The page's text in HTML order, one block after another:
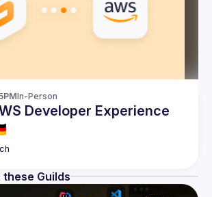
In-Person
Developer Experience
Guilds